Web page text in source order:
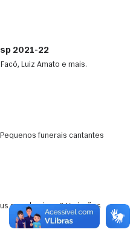
2021-22
Luiz Amato e mais.
funerais cantantes
symphonicus & Variações